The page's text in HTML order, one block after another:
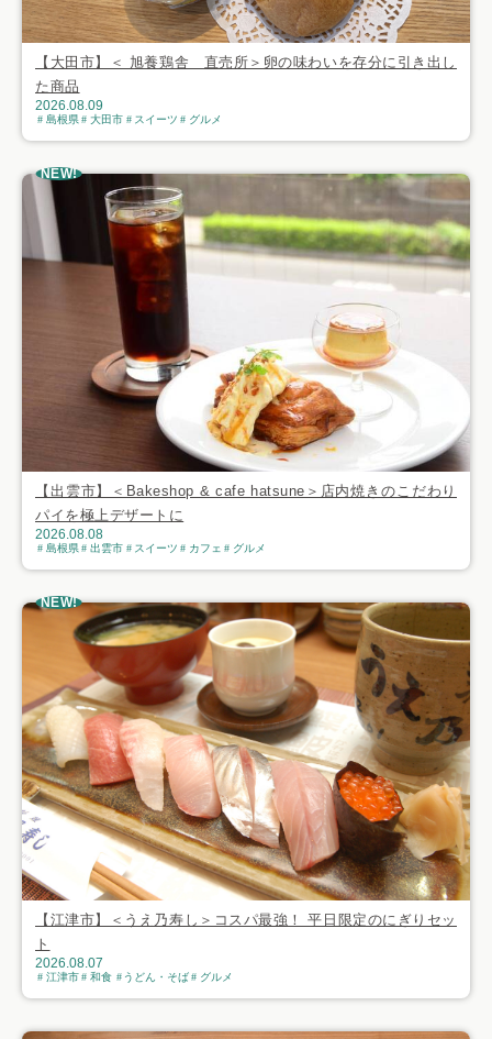
【大田市】＜ 旭養鶏舎 直売所＞卵の味わいを存分に引き出し
た商品
2026.08.09
島根県 大田市 スイーツ グルメ
NEW!
【出雲市】＜Bakeshop & cafe hatsune＞店内焼きのこだわり
パイを極上デザートに
2026.08.08
島根県 出雲市 スイーツ カフェ グルメ
NEW!
【江津市】＜うえ乃寿し＞コスパ最強！ 平日限定のにぎりセッ
ト
2026.08.07
江津市 和食 うどん・そば グルメ